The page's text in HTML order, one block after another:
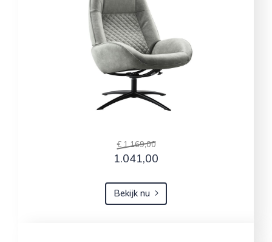
€ 1.169,00
1.041,00
Bekijk nu